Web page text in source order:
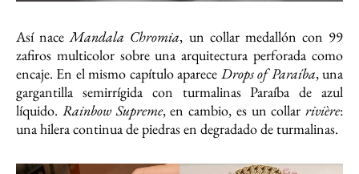
Así naceMandala Chromia, un collar medallón con 99
zafiros multicolor sobre una arquitectura perforada como
encaje. En el mismo capítulo aparece Drops of Paraíba, una
gargantilla semirrígida con turmalinas Paraíba de azul
líquido. Rainbow Supreme, en cambio, es un collar rivière:
una hilera continua de piedras en degradado de turmalinas.